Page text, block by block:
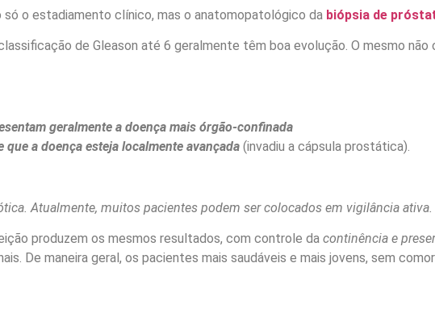
o estadiamento clínico, mas o anatomopatológico da biópsia de
de Gleason até 6 geralmente têm boa evolução. O mesmo
geralmente a doença mais órgão-confinada
a doença esteja localmente avançada (invadiu a cápsula prostática).
Atualmente, muitos pacientes podem ser colocados em vigilância ativa.
produzem os mesmos resultados, com controle da continência e
De maneira geral, os pacientes mais saudáveis e mais jovens, sem